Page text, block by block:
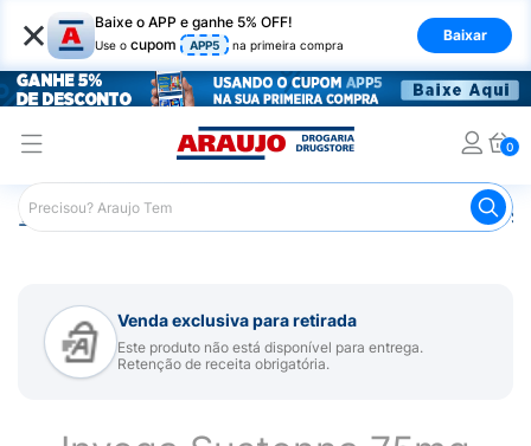
× Baixe o APP e ganhe 5% OFF!
Use o cupom APP5 na primeira compra
Baixar
0
Araujo Medicamentos Invega
Venda exclusiva para retirada
Este produto não está disponível para entrega.
Retenção de receita obrigatória.